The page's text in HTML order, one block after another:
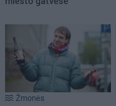
Žmonės